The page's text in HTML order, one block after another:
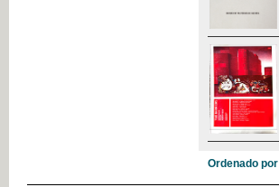
Ordenado por